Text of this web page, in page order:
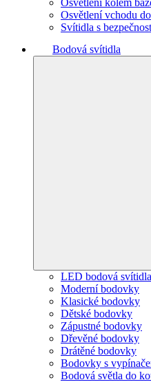
Osvětlení kolem
Osvětlení vchodu
Svítidla s
Bodová svítidla
LED bodová svítidla
Moderní bodovky
Klasické bodovky
Dětské bodovky
Zápustné bodovky
Dřevěné bodovky
Drátěné bodovky
Bodovky s
Bodová světla do